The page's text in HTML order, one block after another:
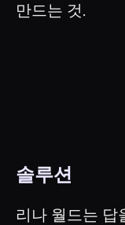
만드는 것.
솔루션
리나 월드는 답